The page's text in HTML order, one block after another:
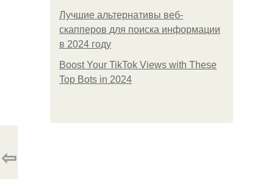
Лучшие альтернативы веб-
скапперов для поиска информации
в 2024 году
Boost Your TikTok Views with These
Top Bots in 2024
⇦